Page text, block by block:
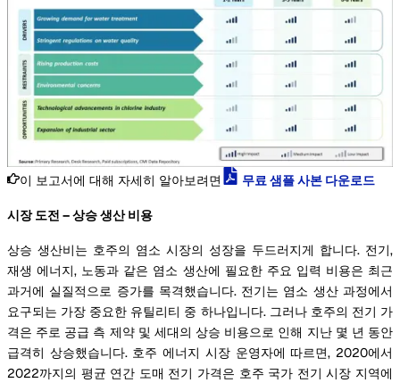
이 보고서에 대해 자세히 알아보려면 무료 샘플 사본 다운로드
시장 도전 – 상승 생산 비용
상승 생산비는 호주의 염소 시장의 성장을 두드러지게 합니다. 전기,
재생 에너지, 노동과 같은 염소 생산에 필요한 주요 입력 비용은 최근
과거에 실질적으로 증가를 목격했습니다. 전기는 염소 생산 과정에서
요구되는 가장 중요한 유틸리티 중 하나입니다. 그러나 호주의 전기 가
격은 주로 공급 측 제약 및 세대의 상승 비용으로 인해 지난 몇 년 동안
급격히 상승했습니다. 호주 에너지 시장 운영자에 따르면, 2020에서
2022까지의 평균 연간 도매 전기 가격은 호주 국가 전기 시장 지역에